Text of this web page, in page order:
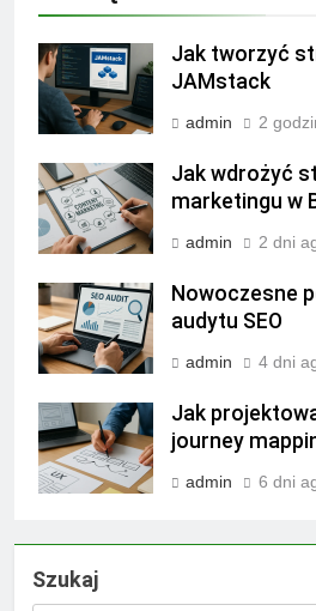
Jak tworzyć
JAMstack
admin 2
Jak wdrożyć
marketingu w
admin 2 dni
Nowoczesne
audytu SEO
admin 4 dni
Jak
journey
admin 6 dni
Szukaj